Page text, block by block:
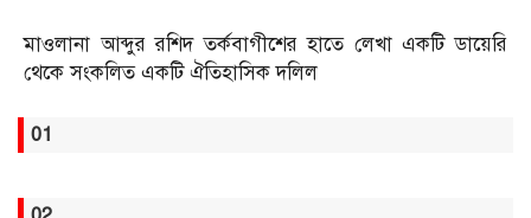
মাওলানা আব্দুর রশিদ তর্কবাগীশের হাতে লেখা একটি ডায়েরি
থেকে সংকলিত একটি ঐতিহাসিক দলিল
01